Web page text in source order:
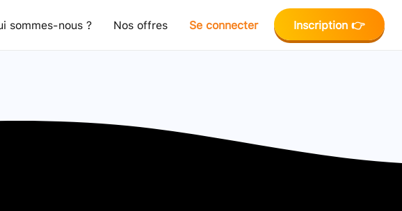
sommes-nous ? Nos offres Se connecter Inscription 👉